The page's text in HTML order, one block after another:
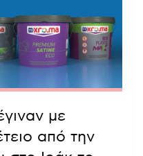
με
από την